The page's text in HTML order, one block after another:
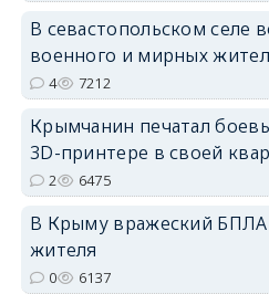
В севастопольском селе
военного и мирных
4 7212
Крымчанин печатал
3D-принтере в своей
2 6475
В Крыму вражеский
жителя
0 6137